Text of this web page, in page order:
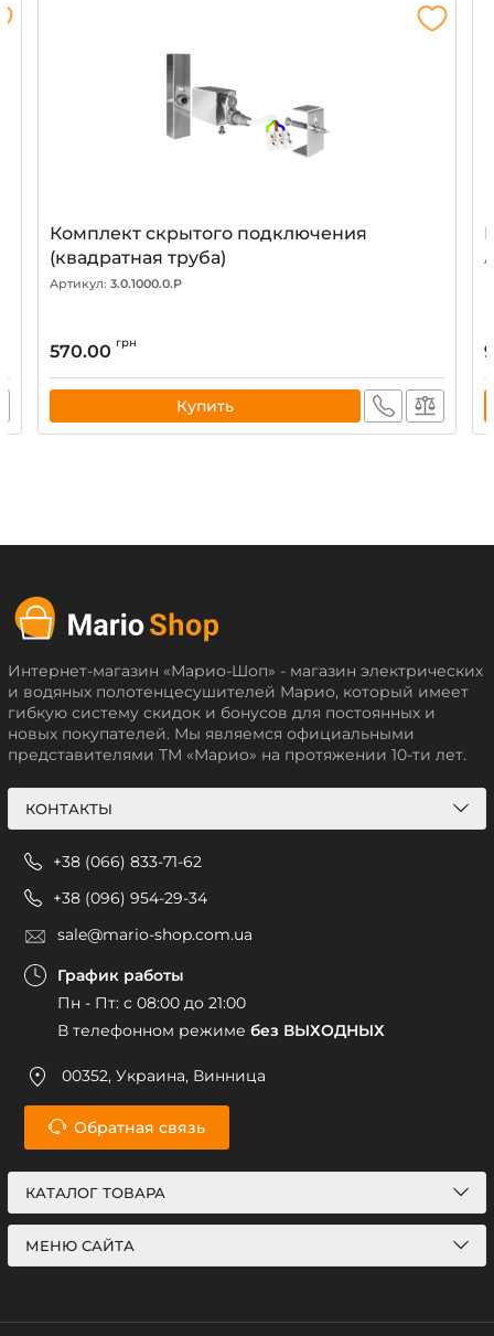
Комплект скрытого подключения
(квадратная труба)
Артикул: 3.0.1000.0.P
570.00 грн
Купить
Интернет-магазин «Марио-Шоп» - магазин электрических
и водяных полотенцесушителей Марио, который имеет
гибкую систему скидок и бонусов для постоянных и
новых покупателей. Мы являемся официальными
представителями ТМ «Марио» на протяжении 10-ти лет.
КОНТАКТЫ
+38 (066) 833-71-62
+38 (096) 954-29-34
sale@mario-shop.com.ua
График работы
Пн - Пт: с 08:00 до 21:00
В телефонном режиме без ВЫХОДНЫХ
00352, Украина, Винница
Обратная связь
КАТАЛОГ ТОВАРА
МЕНЮ САЙТА